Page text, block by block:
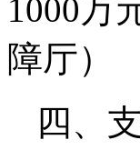
1000万
障厅）
四、